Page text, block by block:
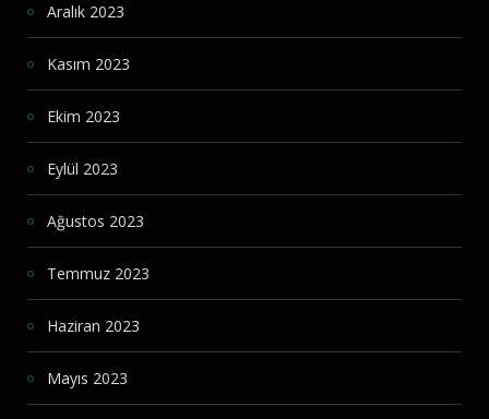
Aralık 2023
Kasım 2023
Ekim 2023
Eylül 2023
Ağustos 2023
Temmuz 2023
Haziran 2023
Mayıs 2023